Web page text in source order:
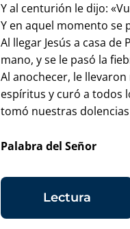
Y al centurión le dijo:
Y en aquel momento se
Al llegar Jesús a casa
mano, y se le pasó la
Al anochecer, le
espíritus y curó a todos
tomó nuestras
Palabra del Señor
Lectura